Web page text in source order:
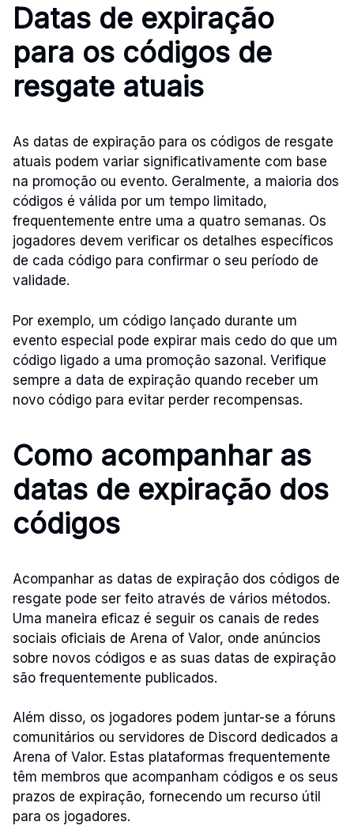
Datas de expiração
para os códigos de
resgate atuais
As datas de expiração para os códigos de resgate
atuais podem variar significativamente com base
na promoção ou evento. Geralmente, a maioria dos
códigos é válida por um tempo limitado,
frequentemente entre uma a quatro semanas. Os
jogadores devem verificar os detalhes específicos
de cada código para confirmar o seu período de
validade.
Por exemplo, um código lançado durante um
evento especial pode expirar mais cedo do que um
código ligado a uma promoção sazonal. Verifique
sempre a data de expiração quando receber um
novo código para evitar perder recompensas.
Como acompanhar as
datas de expiração dos
códigos
Acompanhar as datas de expiração dos códigos de
resgate pode ser feito através de vários métodos.
Uma maneira eficaz é seguir os canais de redes
sociais oficiais de Arena of Valor, onde anúncios
sobre novos códigos e as suas datas de expiração
são frequentemente publicados.
Além disso, os jogadores podem juntar-se a fóruns
comunitários ou servidores de Discord dedicados a
Arena of Valor. Estas plataformas frequentemente
têm membros que acompanham códigos e os seus
prazos de expiração, fornecendo um recurso útil
para os jogadores.